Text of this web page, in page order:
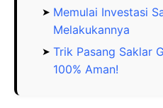
Memulai Investasi
Melakukannya
Trik Pasang Saklar
100% Aman!